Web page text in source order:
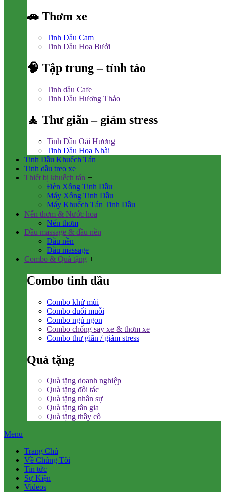
🚗 Thơm xe
Tinh Dầu Cam
Tinh Dầu Hoa Bưởi
🧠 Tập trung – tỉnh táo
Tinh dầu Cafe
Tinh Dầu Hương Thảo
🧘 Thư giãn – giảm stress
Tinh Dầu Oải Hương
Tinh Dầu Hoa Nhài
Tinh Dầu Khuếch Tán
Tinh dầu treo xe
Thiết bị khuếch tán +
Đèn Xông Tinh Dầu
Máy Xông Tinh Dầu
Máy Khuếch Tán Tinh Dầu
Nến thơm & Nước hoa +
Nến thơm
Dầu massage & dầu nền +
Dầu nền
Dầu massage
Combo & Quà tặng +
Combo tinh dầu
Combo khử mùi
Combo đuổi muỗi
Combo ngủ ngon
Combo chống say xe & thơm xe
Combo thư giãn / giảm stress
Quà tặng
Quà tặng doanh nghiệp
Quà tặng đối tác
Quà tặng nhân sự
Quà tặng tân gia
Quà tặng thầy cô
Menu
Trang Chủ
Về Chúng Tôi
Tin tức
Sự Kiện
Videos